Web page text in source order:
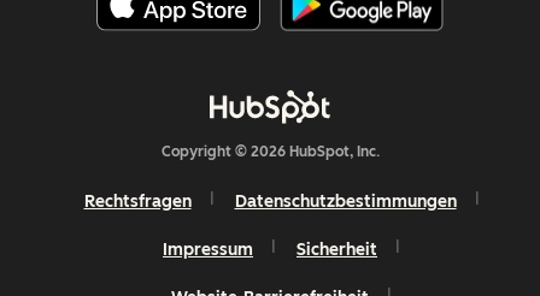
Copyright © 2026 HubSpot, Inc.
Rechtsfragen Datenschutzbestimmungen
Impressum Sicherheit